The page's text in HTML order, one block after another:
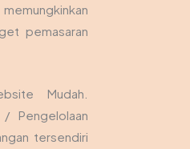
pemasaran
Mudah.
Pengelolaan
tersendiri